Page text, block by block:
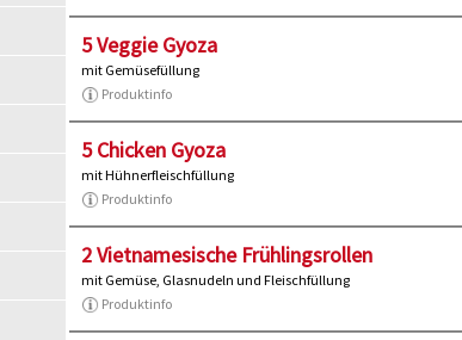
5 Veggie Gyoza
mit Gemüsefüllung
Produktinfo
5 Chicken Gyoza
mit Hühnerfleischfüllung
Produktinfo
2 Vietnamesische Frühlingsrollen
mit Gemüse, Glasnudeln und Fleischfüllung
Produktinfo